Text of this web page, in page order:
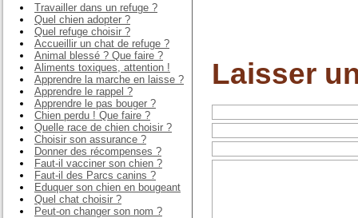
Travailler dans un refuge ?
Quel chien adopter ?
Quel refuge choisir ?
Accueillir un chat de refuge ?
Animal blessé ? Que faire ?
Aliments toxiques, attention !
Apprendre la marche en laisse ?
Apprendre le rappel ?
Apprendre le pas bouger ?
Chien perdu ! Que faire ?
Quelle race de chien choisir ?
Choisir son assurance ?
Donner des récompenses ?
Faut-il vacciner son chien ?
Faut-il des Parcs canins ?
Eduquer son chien en bougeant
Quel chat choisir ?
Peut-on changer son nom ?
Laisser